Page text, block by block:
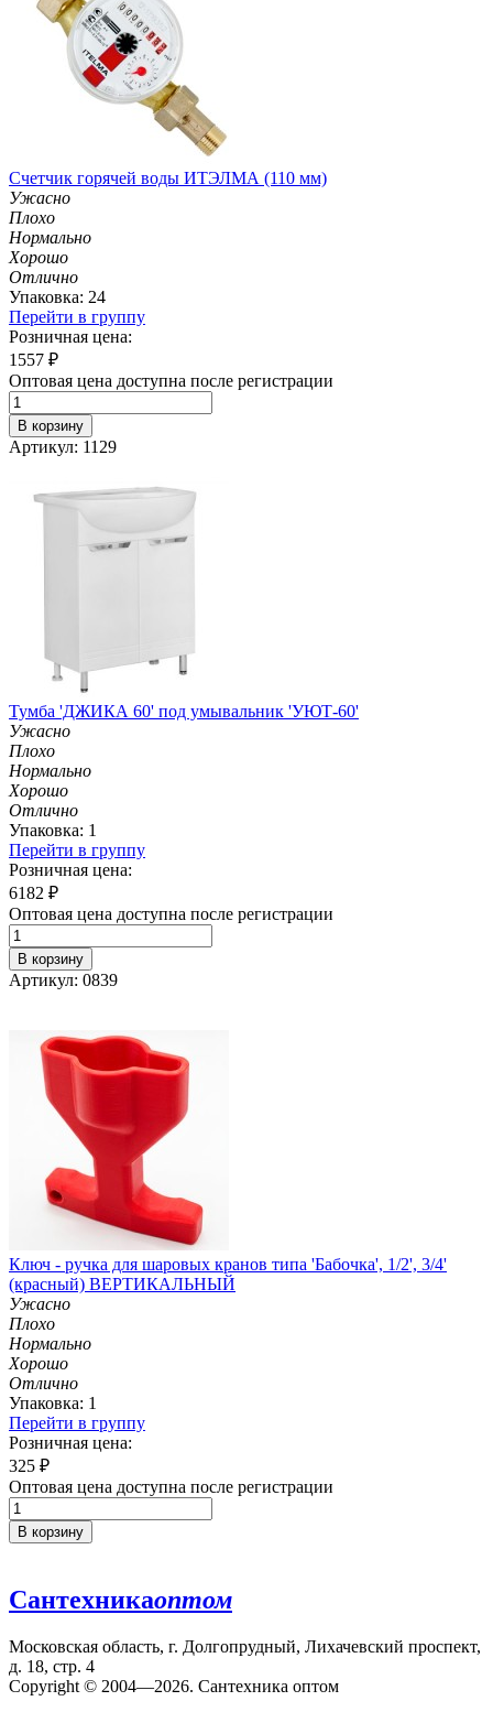
Счетчик горячей воды ИТЭЛМА (110 мм)
Ужасно
Плохо
Нормально
Хорошо
Отлично
Упаковка: 24
Перейти в группу
Розничная цена:
1557 ₽
Оптовая цена доступна после регистрации
В корзину
Артикул: 1129
Тумба 'ДЖИКА 60' под умывальник 'УЮТ-60'
Ужасно
Плохо
Нормально
Хорошо
Отлично
Упаковка: 1
Перейти в группу
Розничная цена:
6182 ₽
Оптовая цена доступна после регистрации
В корзину
Артикул: 0839
Ключ - ручка для шаровых кранов типа 'Бабочка', 1/2', 3/4'
(красный) ВЕРТИКАЛЬНЫЙ
Ужасно
Плохо
Нормально
Хорошо
Отлично
Упаковка: 1
Перейти в группу
Розничная цена:
325 ₽
Оптовая цена доступна после регистрации
В корзину
Сантехникаоптом
Московская область, г. Долгопрудный, Лихачевский проспект,
д. 18, стр. 4
Copyright © 2004—2026. Сантехника оптом